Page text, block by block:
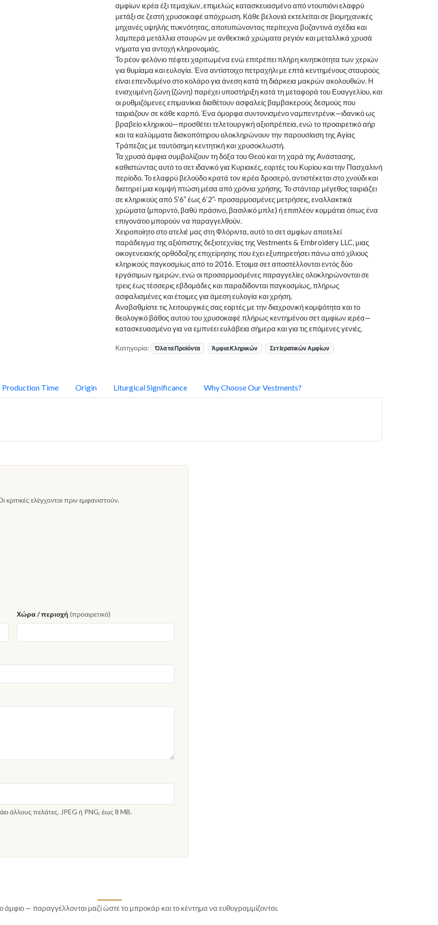
αμφίων ιερέα έξι τεμαχίων, επιμελώς κατασκευασμένο από ντουπιόνι ελαφρύ
μετάξι σε ζεστή χρυσοκαφέ απόχρωση. Κάθε βελονιά εκτελείται σε βιομηχανικές
μηχανές υψηλής πυκνότητας, αποτυπώνοντας περίτεχνα βυζαντινά σχέδια και
λαμπερά μετάλλια σταυρών με ανθεκτικά χρώματα ρεγιόν και μεταλλικά χρυσά
νήματα για αντοχή κληρονομιάς.
Το ρέον φελόνιο πέφτει χαριτωμένα ενώ επιτρέπει πλήρη κινητικότητα των χεριών
για θυμίαμα και ευλογία. Ένα αντίστοιχο πετραχήλι με επτά κεντημένους σταυρούς
είναι επενδυμένο στο κολάρο για άνεση κατά τη διάρκεια μακρών ακολουθιών. Η
ενισχυμένη ζώνη (ζώνη) παρέχει υποστήριξη κατά τη μεταφορά του Ευαγγελίου, και
οι ρυθμιζόμενες επιμανίκια διαθέτουν ασφαλείς βαμβακερούς δεσμούς που
ταιριάζουν σε κάθε καρπό. Ένα όμορφα συντονισμένο ναμπεντρένικ—ιδανικό ως
βραβείο κληρικού—προσθέτει τελετουργική αξιοπρέπεια, ενώ το προαιρετικό αήρ
και τα καλύμματα δισκοπότηρου ολοκληρώνουν την παρουσίαση της Αγίας
Τράπεζας με ταυτόσημη κεντητική και χρυσοκλωστή.
Τα χρυσά άμφια συμβολίζουν τη δόξα του Θεού και τη χαρά της Ανάστασης,
καθιστώντας αυτό το σετ ιδανικό για Κυριακές, εορτές του Κυρίου και την Πασχαλινή
περίοδο. Το ελαφρύ βελούδο κρατά τον ιερέα δροσερό, αντιστέκεται στο χνούδι και
διατηρεί μια κομψή πτώση μέσα από χρόνια χρήσης. Το στάνταρ μέγεθος ταιριάζει
σε κληρικούς από 5’6” έως 6’2”· προσαρμοσμένες μετρήσεις, εναλλακτικά
χρώματα (μπορντό, βαθύ πράσινο, βασιλικό μπλε) ή επιπλέον κομμάτια όπως ένα
επιγονάτιο μπορούν να παραγγελθούν.
Χειροποίητο στο ατελιέ μας στη Φλόριντα, αυτό το σετ αμφίων αποτελεί
παράδειγμα της αξιόπιστης δεξιοτεχνίας της Vestments & Embroidery LLC, μιας
οικογενειακής ορθόδοξης επιχείρησης που έχει εξυπηρετήσει πάνω από χίλιους
κληρικούς παγκοσμίως από το 2016. Έτοιμα σετ αποστέλλονται εντός δύο
εργάσιμων ημερών, ενώ οι προσαρμοσμένες παραγγελίες ολοκληρώνονται σε
τρεις έως τέσσερις εβδομάδες και παραδίδονται παγκοσμίως, πλήρως
ασφαλισμένες και έτοιμες για άμεση ευλογία και χρήση.
Αναβαθμίστε τις λειτουργικές σας εορτές με την διαχρονική κομψότητα και το
θεολογικό βάθος αυτού του χρυσοκαφέ πλήρως κεντημένου σετ αμφίων ιερέα—
κατασκευασμένο για να εμπνέει ευλάβεια σήμερα και για τις επόμενες γενιές.
Κατηγορία: Όλα τα Προϊόντα Άμφια Κληρικών Σετ Ιερατικών Αμφίων
Production Time Origin Liturgical Significance Why Choose Our Vestments?
ελέγχονται πριν εμφανιστούν.
Χώρα / περιοχή (προαιρετικό)
άλλους πελάτες. JPEG ή PNG, έως 8 MB.
άμφιο — παραγγέλλονται μαζί ώστε το μπροκάρ και το κέντημα να ευθυγραμμίζονται.